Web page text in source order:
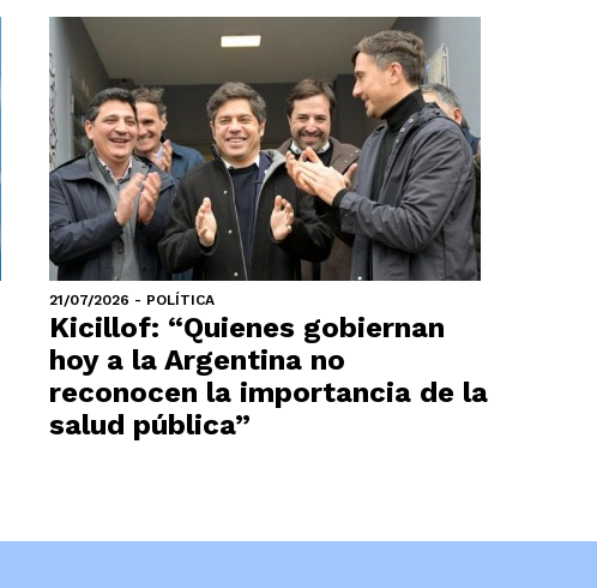
21/07/2026 - POLÍTICA
Kicillof: “Quienes gobiernan
hoy a la Argentina no
reconocen la importancia de la
salud pública”